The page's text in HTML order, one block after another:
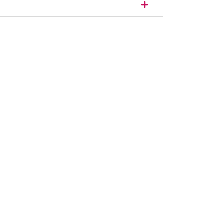
Link, öffnet neues Fenster)
(externer Link, öffnet neues Fenster)